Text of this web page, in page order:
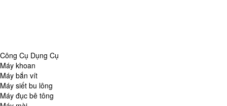
Công Cụ Dụng Cụ
Máy khoan
Máy bắn vít
Máy siết bu lông
Máy đục bê tông